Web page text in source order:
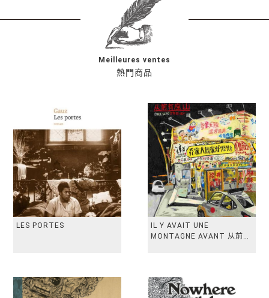
熱門商品
Meilleures ventes
LES PORTES
IL Y AVAIT UNE
MONTAGNE AVANT 从前有